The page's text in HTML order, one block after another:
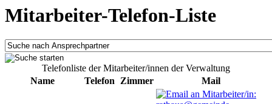
Mitarbeiter-Telefon-Liste
Telefonliste der Mitarbeiter/innen der Verwaltung
Name
Telefon Zimmer Mail